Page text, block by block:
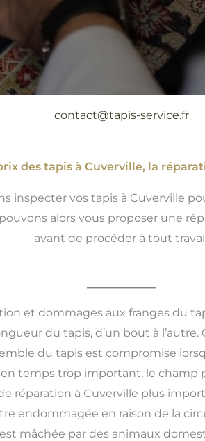
contact@tapis-service.fr
des tapis à Cuverville, la
inspecter vos tapis à Cuverville
alors vous proposer une
avant de procéder à tout
et dommages aux franges du
du tapis, d’un bout à
du tapis est compromise
en temps trop important, le
réparation à Cuverville plus
endommagée en raison de la
mâchée par des animaux